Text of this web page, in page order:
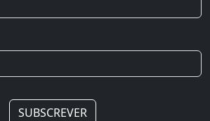
SUBSCREVER